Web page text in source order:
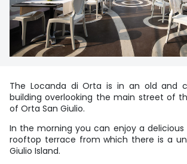
The Locanda di Orta is in an old and
building overlooking the main street of
of Orta San Giulio.
In the morning you can enjoy a
rooftop terrace from which there is a
Giulio Island.